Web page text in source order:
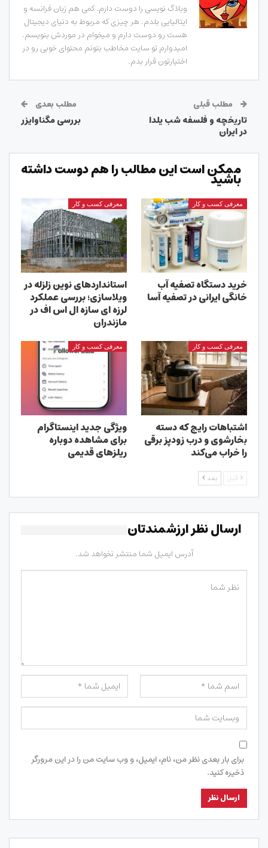
وبلاگ نویسی را دوست دارم. کمی هم زبان فرانسه و
ایتالیایی بلدم. هر چیزی که مربوط به دنیای دیجیتال
هست رو دوست دارم و میخوام در موردش بنویسم.
امیدوارم تو سایت مخاطب بتونم محتوای خوبی رو در
اختیارتون قرار بدم.
مطلب قبلی
تاریخچه و فلسفه شب یلدا
در ایران
مطلب بعدی
بررسی مگناوایزر
ممکن است این مطالب را هم دوست داشته
باشید
معرفی کسب و کار
خرید دستگاه تصفیه آب
خانگی ایرانی در تصفیه آسا
معرفی کسب و کار
استانداردهای نوین زلزله در
ویلاسازی؛ بررسی عملکرد
لرزه ای سازه ال اس اف در
مازندران
معرفی کسب و کار
اشتباهات رایج که دسته
بخارشوی و درب زودپز برقی
را خراب می‌کند
معرفی کسب و کار
ویژگی جدید اینستاگرام
برای مشاهده دوباره
ریلزهای قدیمی
قبل بعد
ارسال نظر ارزشمندتان
آدرس ایمیل شما منتشر نخواهد شد.
برای بار بعدی نظر من، نام، ایمیل، و وب سایت من را در این مرورگر
ذخیره کنید.